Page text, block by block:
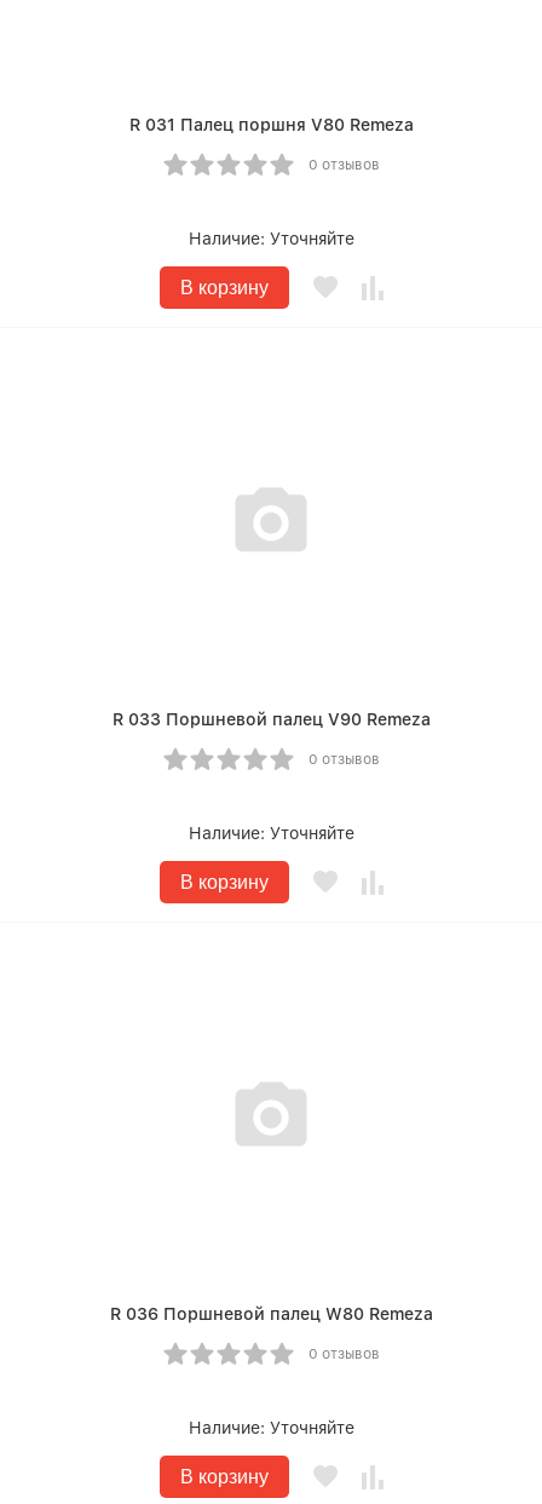
R 031 Палец поршня V80 Remeza
0 отзывов
Наличие: Уточняйте
В корзину
R 033 Поршневой палец V90 Remeza
0 отзывов
Наличие: Уточняйте
В корзину
R 036 Поршневой палец W80 Remeza
0 отзывов
Наличие: Уточняйте
В корзину